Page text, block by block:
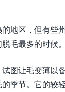
地区，但有些
毛最多的时候。
图让毛变薄以
季节。它的较